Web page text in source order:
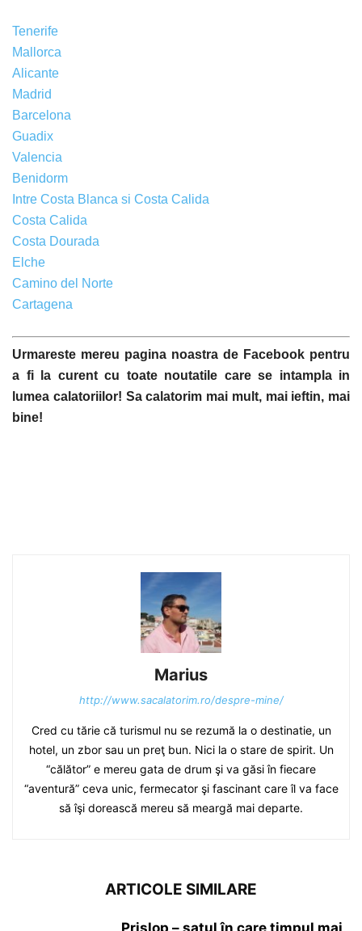
Tenerife
Mallorca
Alicante
Madrid
Barcelona
Guadix
Valencia
Benidorm
Intre Costa Blanca si Costa Calida
Costa Calida
Costa Dourada
Elche
Camino del Norte
Cartagena
Urmareste mereu pagina noastra de Facebook pentru
a fi la curent cu toate noutatile care se intampla in
lumea calatoriilor! Sa calatorim mai mult, mai ieftin, mai
bine!
Marius
http://www.sacalatorim.ro/despre-mine/
Cred cu tărie că turismul nu se rezumă la o destinatie, un
hotel, un zbor sau un preţ bun. Nici la o stare de spirit. Un
“călător” e mereu gata de drum şi va găsi în fiecare
“aventură” ceva unic, fermecator şi fascinant care îl va face
să îşi dorească mereu să meargă mai departe.
ARTICOLE SIMILARE
Prislop – satul în care timpul mai